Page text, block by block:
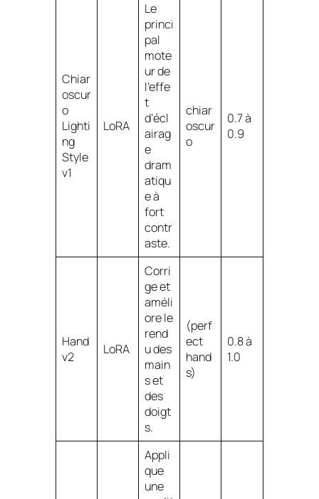
Chiar
oscur
o
Lighti
ng
Style
v1
LoRA
Le
princi
pal
mote
ur de
l’effe
t
d’écl
airag
e
dram
atiqu
e à
fort
contr
aste.
chiar
oscur
o
0.7 à
0.9
Hand
v2
LoRA
Corri
ge et
améli
ore le
rend
u des
main
s et
des
doigt
s.
(perf
ect
hand
s)
0.8 à
1.0
Appli
que
une